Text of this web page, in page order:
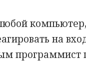
на
программист